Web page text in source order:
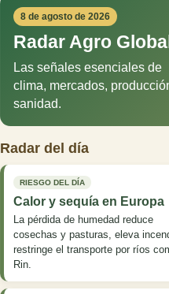
8 de agosto de 2026
Radar Agro Global
Las señales esenciales de
clima, mercados,
sanidad.
Radar del día
RIESGO DEL DÍA
Calor y sequía en Europa
La pérdida de humedad reduce
cosechas y pasturas, eleva
restringe el transporte por ríos
Rin.